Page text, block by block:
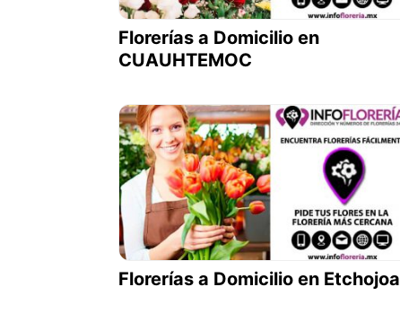
Florerías a Domicilio en
CUAUHTEMOC
Florerías a Domicilio en Etchojoa